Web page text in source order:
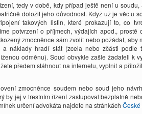
tedy v době, kdy případ ještě není u
doložit jeho důvodnost. Když už je věc u
takových listin, které prokazují to, co
potvrzení o příjmech, výdajích apod., prostě
zmocněnce sám zvolit nebo požádat, aby
náklady hradí stát (zcela nebo zčásti podle
odměnu). Soud obvykle zašle žadateli k
předem stáhnout na internetu, vyplnit a
zmocněnce soudem nebo soud jeho
by jej v trestním řízení zastupoval bezplatně
určení advokáta najdete na stránkách České